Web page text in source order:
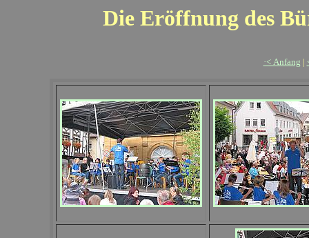
Die Eröffnung des
·< Anfang |